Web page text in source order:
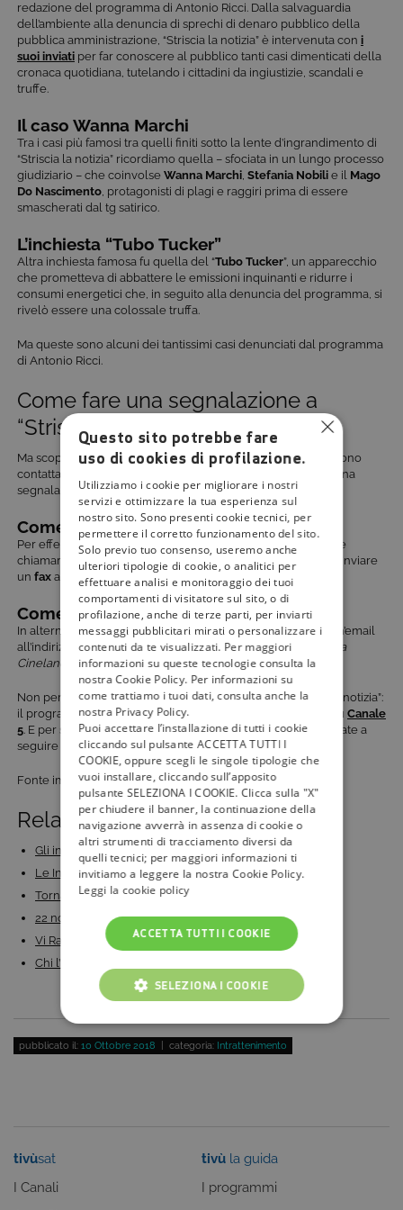
redazione del programma di Antonio Ricci. Dalla salvaguardia
dell’ambiente alla denuncia di sprechi di denaro pubblico della
pubblica amministrazione, “Striscia la notizia” è intervenuta con i
suoi inviati per far conoscere al pubblico tanti casi dimenticati della
cronaca quotidiana, tutelando i cittadini da ingiustizie, scandali e
truffe.
Il caso Wanna Marchi
Tra i casi più famosi tra quelli finiti sotto la lente d’ingrandimento di
“Striscia la notizia” ricordiamo quella – sfociata in un lungo processo
giudiziario – che coinvolse Wanna Marchi, Stefania Nobili e il Mago
Do Nascimento, protagonisti di plagi e raggiri prima di essere
smascherati dal tg satirico.
L’inchiesta “Tubo Tucker”
Altra inchiesta famosa fu quella del “Tubo Tucker”, un apparecchio
che prometteva di abbattere le emissioni inquinanti e ridurre i
consumi energetici che, in seguito alla denuncia del programma, si
rivelò essere una colossale truffa.
Ma queste sono alcuni dei tantissimi casi denunciati dal programma
di Antonio Ricci.
Come fare una segnalazione a
“Striscia la notizia”
Ma scopriamo come contattare “Striscia la notizia”. Tutti possono
contattare la redazione del programma televisivo per fare una
segnalazione:
Come chiamare “Striscia la notizia”
Per effettuare una segnalazione telefonicamente è possibile
chiamare il
numero verde “SOS Gabibbo” all’ 800 055 077
o inviare
un fax al numero 02 21023666
Come scrivere a “Striscia la notizia”
In alternativa, è possibile scrivere alla redazione inviando un’email
all’indirizzogabibbo@mediaset.ito una lettera all’indirizzo
Via
Cinelandia 5 20093 – Cologno Monzese – Mi
Non perdetevi tutti i casi segnalati ogni giorno da “Striscia la notizia”:
il programma vi aspetta dal lunedì al sabato alle ore 20.35 su Canale
5. E per scoprire tutte le novità prossimamente in tv, continuate a
seguire
la Guida di Tivù.
Fonte immagine: striscialanotizia.mediaset.it
Related Posts:
Gli inviati di Striscia la Notizia: da quelli…
Le Inchieste da fermo di Federico Rampini tornano su…
Torna L’isola dei famosi 2024, ecco chi sono i…
22 novembre 1963 - 60 anni fa l'assassinio che…
Vi Racconto, la rubrica di Enrico Vanzina su Cine34:…
Chi l’ha visto: i casi più famosi
pubblicato il: 10 Ottobre 2018 | categoria: Intrattenimento
tivùsat
I Canali
tivù la guida
I programmi
Questo sito potrebbe fare
uso di cookies di profilazione.
Utilizziamo i cookie per migliorare i nostri
servizi e ottimizzare la tua esperienza sul
nostro sito. Sono presenti cookie tecnici, per
permettere il corretto funzionamento del sito.
Solo previo tuo consenso, useremo anche
ulteriori tipologie di cookie, o analitici per
effettuare analisi e monitoraggio dei tuoi
comportamenti di visitatore sul sito, o di
profilazione, anche di terze parti, per inviarti
messaggi pubblicitari mirati o personalizzare i
contenuti da te visualizzati. Per maggiori
informazioni su queste tecnologie consulta la
nostra Cookie Policy. Per informazioni su
come trattiamo i tuoi dati, consulta anche la
nostra Privacy Policy.
Puoi accettare l’installazione di tutti i cookie
cliccando sul pulsante ACCETTA TUTTI I
COOKIE, oppure scegli le singole tipologie che
vuoi installare, cliccando sull’apposito
pulsante SELEZIONA I COOKIE. Clicca sulla "X"
per chiudere il banner, la continuazione della
navigazione avverrà in assenza di cookie o
altri strumenti di tracciamento diversi da
quelli tecnici; per maggiori informazioni ti
invitiamo a leggere la nostra Cookie Policy.
Leggi la cookie policy
ACCETTA TUTTI I COOKIE
SELEZIONA I COOKIE
COOKIE TECNICI